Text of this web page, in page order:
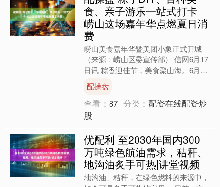
食、亲子游乐一站式打卡
崂山这场嘉年华点燃夏日消
费
崂山美食嘉年华暨美团小象正式开城
（来源：崂山区委宣传部） 信网6月17
日讯 粽香迎佳节，美食聚山海。6月16
美食嘉年华暨美团小....
配操盘
查看：87 分类：配资在线配资炒
股
优配利 至2030年国内300
万吨绿色航油需求，秸秆、
地沟油炙手可热|讲堂视频
地沟油、秸秆，在绿色燃料的来源中，